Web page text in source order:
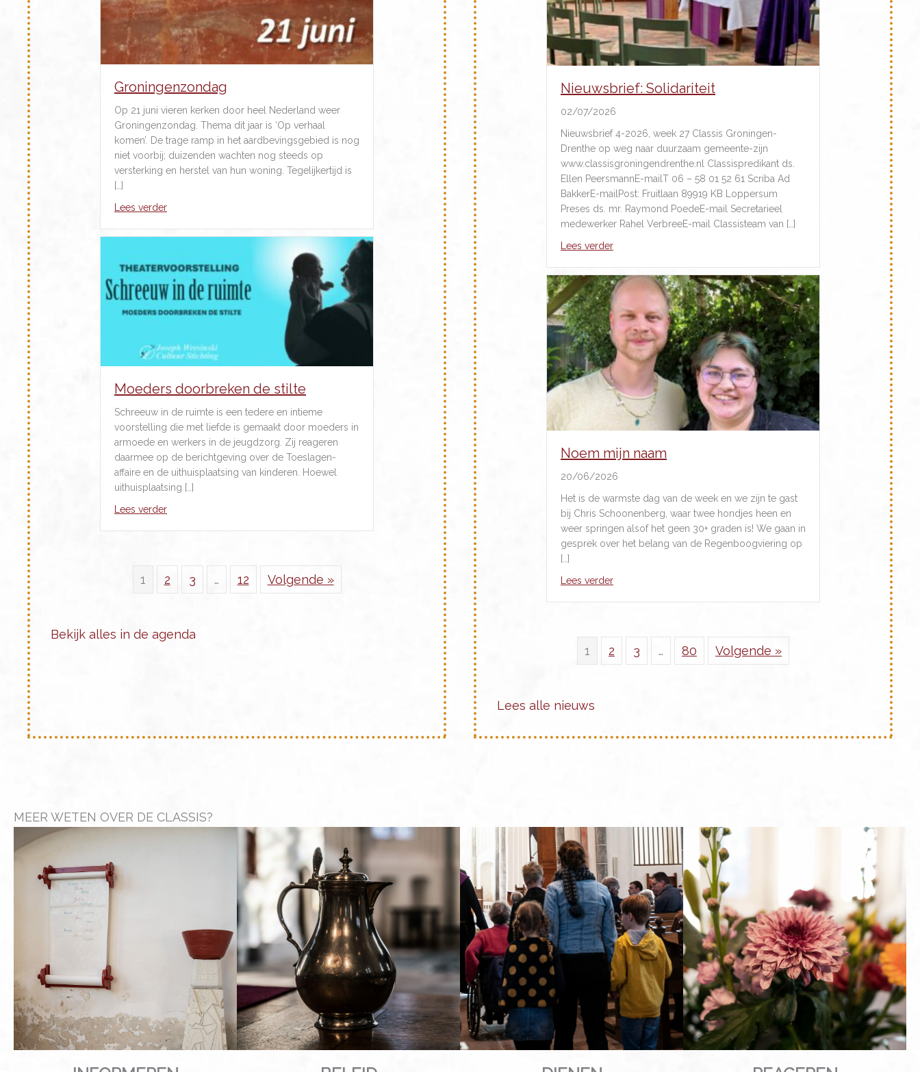
Groningenzondag
Op 21 juni vieren kerken door heel Nederland weer
Groningenzondag. Thema dit jaar is ‘Op verhaal
komen’. De trage ramp in het aardbevingsgebied is nog
niet voorbij; duizenden wachten nog steeds op
versterking en herstel van hun woning. Tegelijkertijd is
[…]
Lees verderabout Groningenzondag
Moeders doorbreken de stilte
Schreeuw in de ruimte is een tedere en intieme
voorstelling die met liefde is gemaakt door moeders in
armoede en werkers in de jeugdzorg. Zij reageren
daarmee op de berichtgeving over de Toeslagen-
affaire en de uithuisplaatsing van kinderen. Hoewel
uithuisplaatsing […]
Lees verderabout Moeders doorbreken de stilte
1 2 3 … 12 Volgende »
Bekijk alles in de agenda
Nieuwsbrief: Solidariteit
02/07/2026
Nieuwsbrief 4-2026, week 27 Classis Groningen-
Drenthe op weg naar duurzaam gemeente-zijn
www.classisgroningendrenthe.nl Classispredikant ds.
Ellen PeersmannE-mailT 06 – 58 01 52 61 Scriba Ad
BakkerE-mailPost: Fruitlaan 89919 KB Loppersum
Preses ds. mr. Raymond PoedeE-mail Secretarieel
medewerker Rahel VerbreeE-mail Classisteam van […]
Lees verderabout Nieuwsbrief: Solidariteit
Noem mijn naam
20/06/2026
Het is de warmste dag van de week en we zijn te gast
bij Chris Schoonenberg, waar twee hondjes heen en
weer springen alsof het geen 30+ graden is! We gaan in
gesprek over het belang van de Regenboogviering op
[…]
Lees verderabout Noem mijn naam
1 2 3 … 80 Volgende »
Lees alle nieuws
MEER WETEN OVER DE CLASSIS?